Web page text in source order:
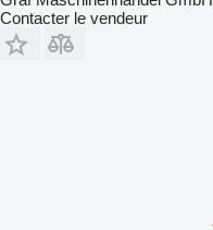
Contacter le vendeur